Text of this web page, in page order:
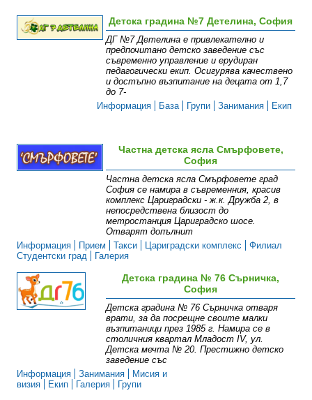
Детска градина №7 Детелина, София
ДГ №7 Детелина е привлекателно и
предпочитано детско заведение със
съвременно управление и ерудиран
педагогически екип. Осигурява качествено
и достъпно възпитание на децата от 1,7
до 7-
Информация
База Групи Занимания Екип
Частна детска ясла Смърфовете,
София
Частна детска ясла Смърфовете град
София се намира в съвременния, красив
комплекс Цариградски - ж.к. Дружба 2, в
непосредствена близост до
метростанция Цариградско шосе.
Отварят допълнит
Информация
Прием Такси Цариградски комплекс
Филиал
Студентски град
Галерия
Детска градина № 76 Сърничка,
София
Детска градина № 76 Сърничка отваря
врати, за да посрещне своите малки
възпитаници през 1985 г. Намира се в
столичния квартал Младост IV, ул.
Детска мечта № 20. Престижно детско
заведение със
Информация
Занимания
Мисия и
визия
Екип Галерия Групи